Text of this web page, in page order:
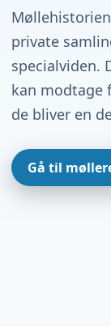
private
specialviden.
kan modtage
de bliver en
Gå til